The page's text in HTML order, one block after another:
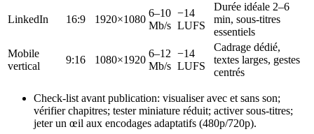
LinkedIn 16:9 1920×1080
6–10
Mb/s
−14
LUFS
Durée idéale 2–6
min, sous-titres
essentiels
Mobile
vertical
9:16 1080×1920
6–12
Mb/s
−14
LUFS
Cadrage dédié,
textes larges, gestes
centrés
Check-list avant publication: visualiser avec et sans son;
vérifier chapitres; tester miniature réduit; activer sous-titres;
jeter un œil aux encodages adaptatifs (480p/720p).